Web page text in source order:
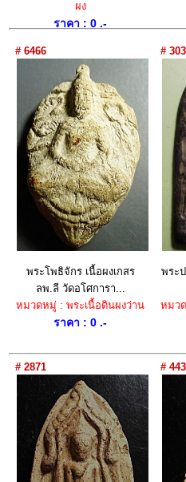
ผง
ราคา : 0 .-
# 6466
พระโพธิจักร เนื้อผงเกสร
ลพ.ลี วัดอโศการา...
หมวดหมู่ : พระเนื้อดินผงว่าน
ราคา : 0 .-
#
พระ
หมว
# 2871 #